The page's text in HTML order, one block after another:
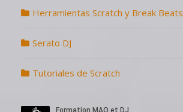
Herramientas Scratch y Break Beats
Serato DJ
Tutoriales de Scratch